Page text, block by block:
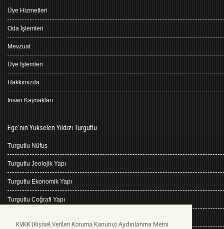
KVKK (Kişisel Verileri Koruma Kanunu) Aydınlanma Metni
Üye Hizmetleri
Oda İşlemleri
Mevzuat
Üye İşlemleri
Hakkımızda
İnsan Kaynakları
Ege'nin Yükselen Yıldızı Turgutlu
Turgutlu Nüfus
Turgutlu Jeolojik Yapı
Turgutlu Ekonomik Yapı
Turgutlu Coğrafi Yapı